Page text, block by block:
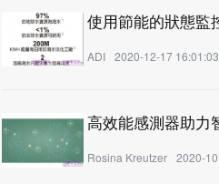
使用節能的狀態監
ADI 2020-12-17 16:01:03
高效能感測器助力
Rosina Kreutzer 2020-